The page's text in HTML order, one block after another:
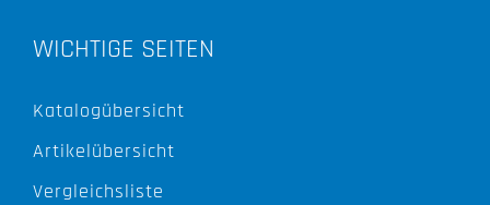
WICHTIGE SEITEN
Katalogübersicht
Artikelübersicht
Vergleichsliste